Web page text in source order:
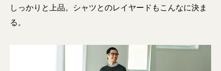
しっかりと上品。シャツとのレイヤードもこんなに決ま
る。